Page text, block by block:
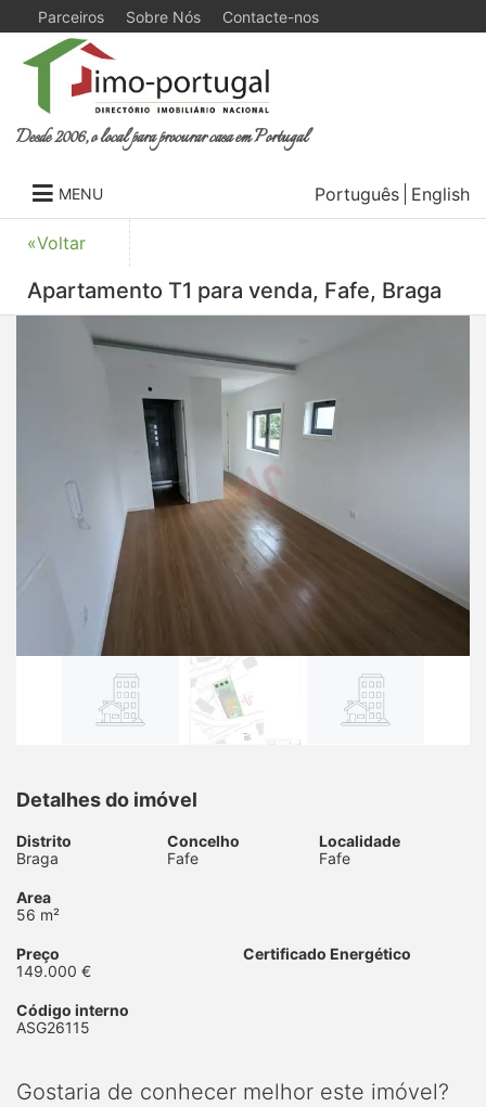
Parceiros Sobre Nós Contacte-nos
Desde 2006, o local para procurar casa em Portugal
MENU Português English
«Voltar
Apartamento T1 para venda, Fafe, Braga
Detalhes do imóvel
Distrito
Braga
Concelho
Fafe
Localidade
Fafe
Area
56 m²
Preço
149.000 €
Certificado Energético
Código interno
ASG26115
Gostaria de conhecer melhor este imóvel?